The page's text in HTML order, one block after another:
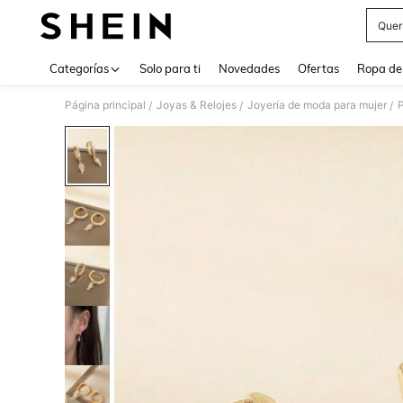
Categorías Solo para ti Novedades Ofertas Ropa
Página principal / Joyas & Relojes / Joyería de moda para mujer /